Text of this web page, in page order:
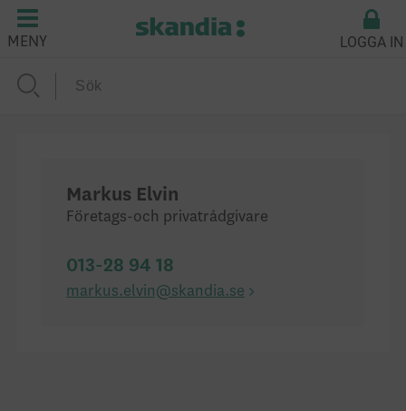
MENY LOGGA IN
Markus Elvin
Företags-och privatrådgivare
013-28 94 18
markus.elvin@skandia.se